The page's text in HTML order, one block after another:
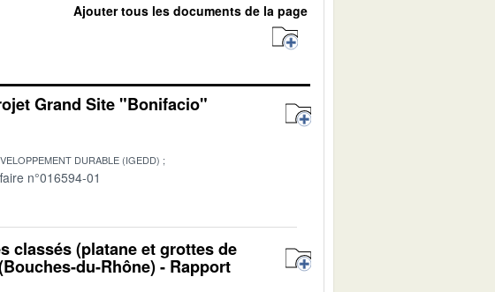
Ajouter tous les documents de la page
Grand Site "Bonifacio"
DURABLE (IGEDD)
n°016594-01
classés (platane et grottes de
du-Rhône) - Rapport